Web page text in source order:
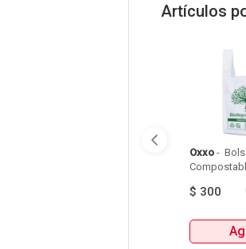
Artículos
Oxxo -
$ 300